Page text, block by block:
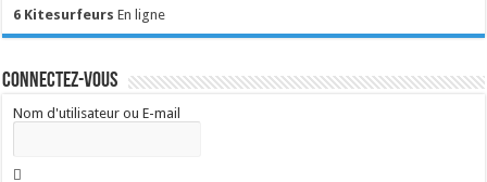
6 Kitesurfeurs En ligne
Connectez-vous
Nom d'utilisateur ou E-mail